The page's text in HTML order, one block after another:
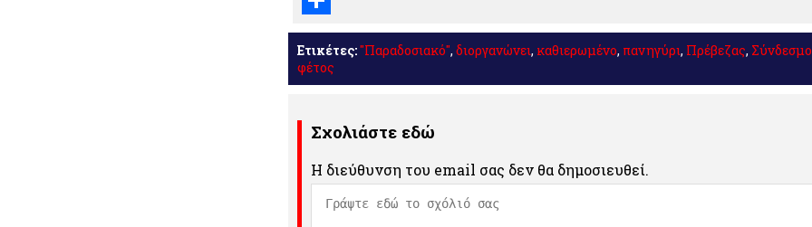
Μοιραστείτε
Ετικέτες:"Παραδοσιακό", διοργανώνει, καθιερωμένο, πανηγύρι, Πρέβεζας,
φέτος
Σχολιάστε εδώ
Η διεύθυνση του email σας δεν θα δημοσιευθεί.